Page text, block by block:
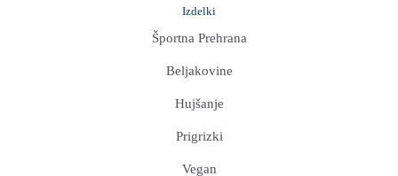
Izdelki
Športna Prehrana
Beljakovine
Hujšanje
Prigrizki
Vegan